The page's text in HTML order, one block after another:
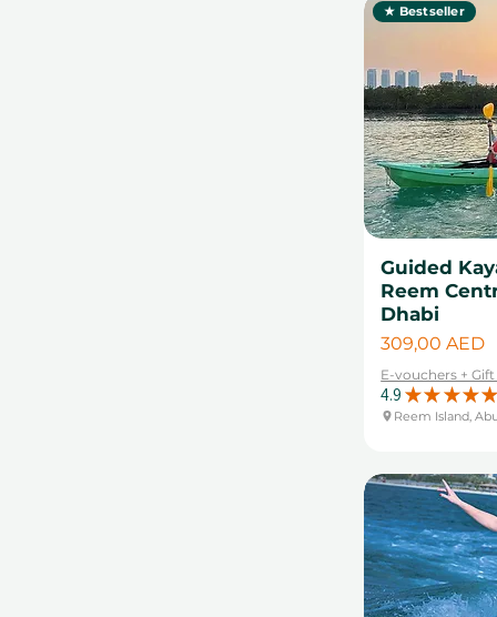
★ Bestseller
Guided
Reem
Dhabi
Цена
309,00 AED
E-vouchers +
4.9 ★ ★ ★ ★ ★
Reem Island,